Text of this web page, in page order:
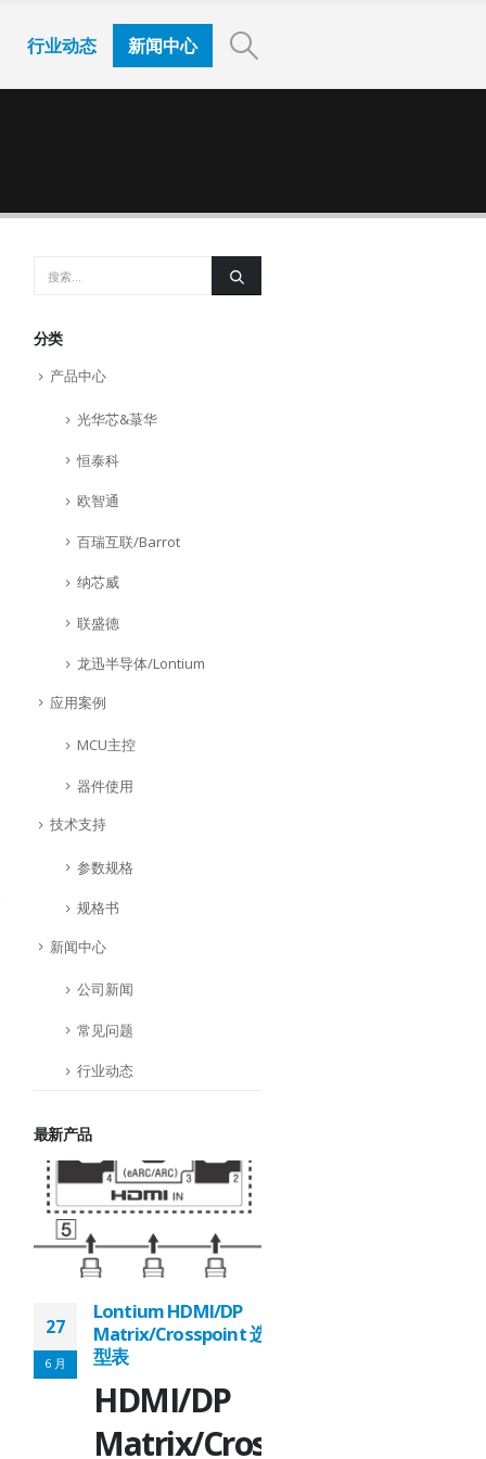
行业动态 新闻中心
分类
产品中心
光华芯&菉华
恒泰科
欧智通
百瑞互联/Barrot
纳芯威
联盛德
龙迅半导体/Lontium
应用案例
MCU主控
器件使用
技术支持
参数规格
规格书
新闻中心
公司新闻
常见问题
行业动态
最新产品
27
6 月
Lontium HDMI/DP
Matrix/Crosspoint 选
型表
HDMI/DP
Matrix/Crosspoint：